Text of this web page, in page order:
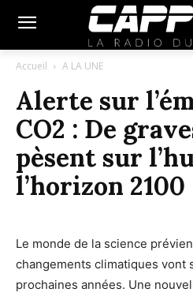
Accueil A LA UNE
Alerte sur
CO2 : De
pèsent sur
l’horizon 2100
Le monde de la science
changements climatiques vont
prochaines années. Une